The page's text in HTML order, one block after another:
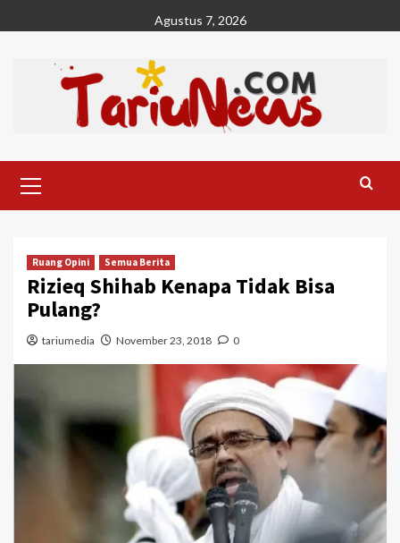
to
Agustus 7, 2026
Menu
Ruang Opini Semua Berita
Rizieq Shihab Kenapa Tidak Bisa
Pulang?
tariumedia November 23, 2018 0